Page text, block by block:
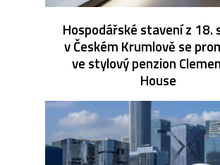
Hospodářské stavení z
v Českém Krumlově se
ve stylový penzion
House